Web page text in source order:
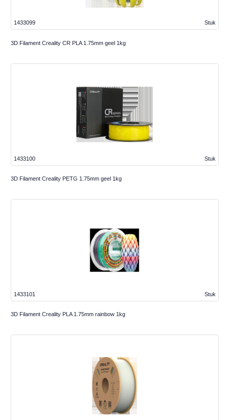
Stuk
1433099
3D Filament Creality CR PLA 1.75mm geel 1kg
Stuk
1433100
3D Filament Creality PETG 1.75mm geel 1kg
Stuk
1433101
3D Filament Creality PLA 1.75mm rainbow 1kg